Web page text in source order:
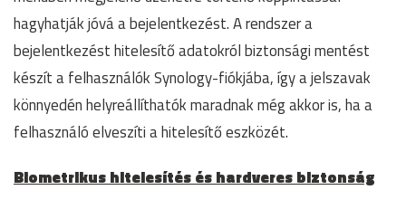
hagyhatják jóvá a bejelentkezést. A rendszer a
bejelentkezést hitelesítő adatokról biztonsági mentést
készít a felhasználók Synology-fiókjába, így a jelszavak
könnyedén helyreállíthatók maradnak még akkor is, ha a
felhasználó elveszíti a hitelesítő eszközét.
Biometrikus hitelesítés és hardveres biztonság